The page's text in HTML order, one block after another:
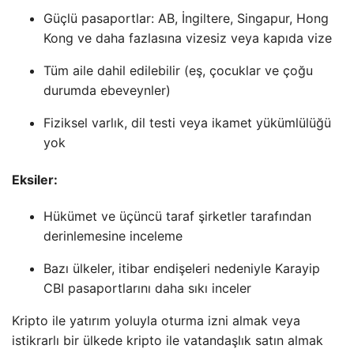
Güçlü pasaportlar: AB, İngiltere, Singapur, Hong
Kong ve daha fazlasına vizesiz veya kapıda vize
Tüm aile dahil edilebilir (eş, çocuklar ve çoğu
durumda ebeveynler)
Fiziksel varlık, dil testi veya ikamet yükümlülüğü
yok
Eksiler:
Hükümet ve üçüncü taraf şirketler tarafından
derinlemesine inceleme
Bazı ülkeler, itibar endişeleri nedeniyle Karayip
CBI pasaportlarını daha sıkı inceler
Kripto ile yatırım yoluyla oturma izni almak veya
istikrarlı bir ülkede kripto ile vatandaşlık satın almak